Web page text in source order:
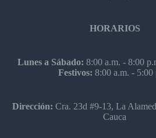
HORARIOS
Lunes a Sábado: 8:00 a.m. - 8:00
Festivos: 8:00 a.m. - 5:00
Dirección:Cra. 23d #9-13, La
Cauca